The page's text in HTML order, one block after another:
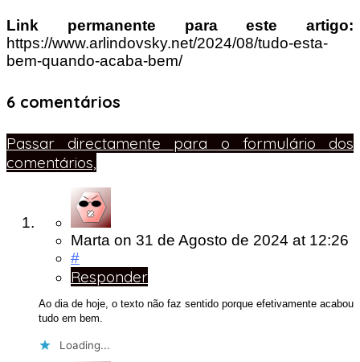
Link permanente para este artigo:
https://www.arlindovsky.net/2024/08/tudo-esta-
bem-quando-acaba-bem/
6 comentários
Passar directamente para o formulário dos
comentários,
Marta on 31 de Agosto de 2024 at 12:26
#
Responder
Ao dia de hoje, o texto não faz sentido porque efetivamente acabou
tudo em bem.
Loading...